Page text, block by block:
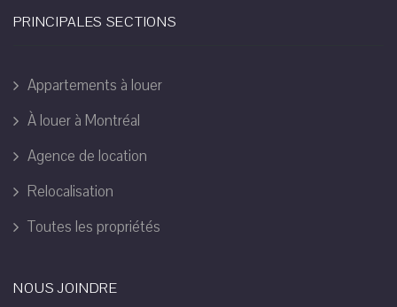
PRINCIPALES SECTIONS
Appartements à louer
À louer à Montréal
Agence de location
Relocalisation
Toutes les propriétés
NOUS JOINDRE